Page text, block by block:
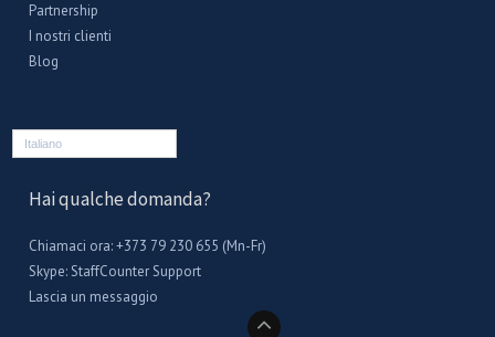
Partnership
I nostri clienti
Blog
Italiano
Hai qualche domanda?
Chiamaci ora: +373 79 230 655 (Mn-Fr)
Skype:StaffCounter Support
Lascia un messaggio